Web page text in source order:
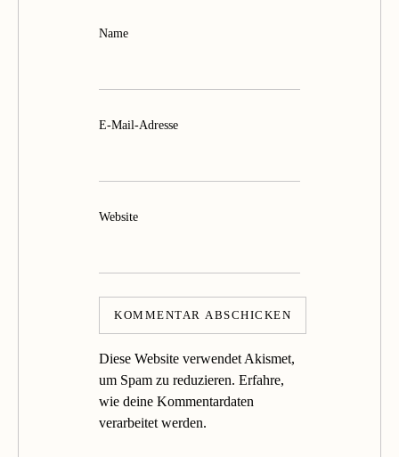
Name
E-Mail-Adresse
Website
Diese Website verwendet Akismet,
um Spam zu reduzieren. Erfahre,
wie deine Kommentardaten
verarbeitet werden.